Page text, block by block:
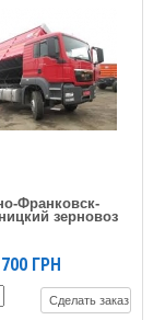
Франковск-
зерновоз
ГРН
Сделать заказ